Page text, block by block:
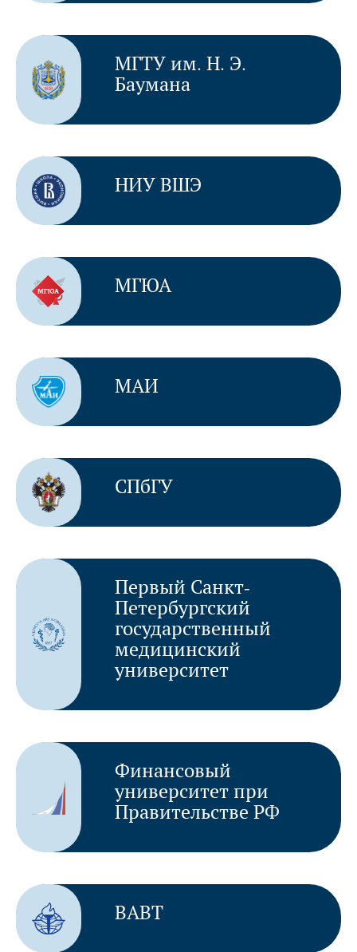
МГТУ им. Н. Э.
Баумана
НИУ ВШЭ
МГЮА
МАИ
СПбГУ
Первый Санкт-
Петербургский
государственный
медицинский
университет
Финансовый
университет при
Правительстве РФ
ВАВТ